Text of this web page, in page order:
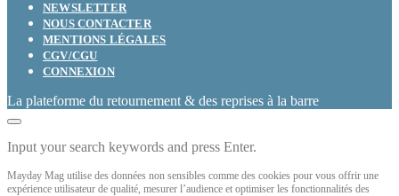
NEWSLETTER
NOUS CONTACTER
MENTIONS LÉGALES
CGV/CGU
CONNEXION
La plateforme du retournement & des reprises à la barre
Input your search keywords and press Enter.
Mayday Mag utilise des données non sensibles comme des cookies pour vous offrir une
expérience utilisateur de qualité, mesurer l’audience et optimiser les fonctionnalités des